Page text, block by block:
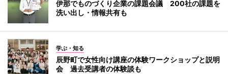
伊那でものづくり企業の課題会議 200社の課題を
洗い出し・情報共有も
学ぶ・知る
辰野町で女性向け講座の体験ワークショップと説明
会 過去受講者の体験談も